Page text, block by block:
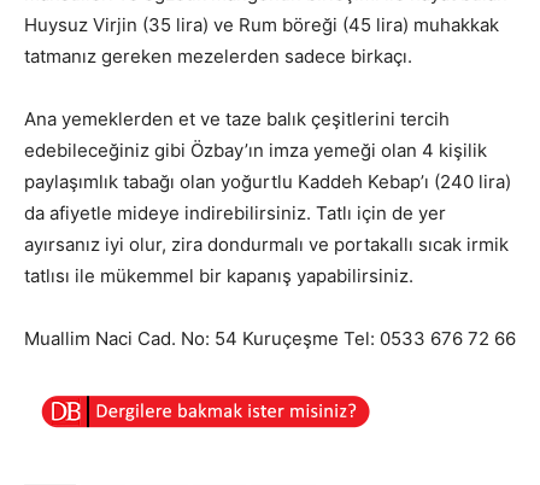
Huysuz Virjin (35 lira) ve Rum böreği (45 lira) muhakkak
tatmanız gereken mezelerden sadece birkaçı.
Ana yemeklerden et ve taze balık çeşitlerini tercih
edebileceğiniz gibi Özbay’ın imza yemeği olan 4 kişilik
paylaşımlık tabağı olan yoğurtlu Kaddeh Kebap’ı (240 lira)
da afiyetle mideye indirebilirsiniz. Tatlı için de yer
ayırsanız iyi olur, zira dondurmalı ve portakallı sıcak irmik
tatlısı ile mükemmel bir kapanış yapabilirsiniz.
Muallim Naci Cad. No: 54 Kuruçeşme Tel: 0533 676 72 66